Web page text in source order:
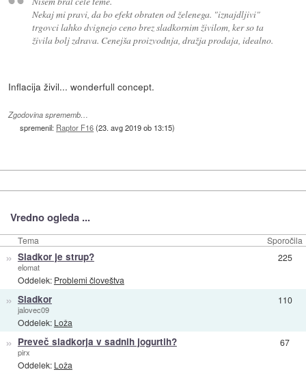
Nekaj mi pravi, da bo efekt obraten od želenega. "iznajdljivi"
trgovci lahko dvignejo ceno brez sladkornim živilom, ker so ta
živila bolj zdrava. Cenejša proizvodnja, dražja prodaja, idealno.
Inflacija živil... wonderfull concept.
Zgodovina sprememb…
spremenil: Raptor F16(23. avg 2019 ob 13:15)
Vredno ogleda ...
Tema Sporočila
» Sladkor je strup?
elomat
Oddelek: Problemi človeštva
225
» Sladkor
jalovec09
Oddelek: Loža
110
» Preveč sladkorja v sadnih jogurtih?
pirx
Oddelek: Loža
67